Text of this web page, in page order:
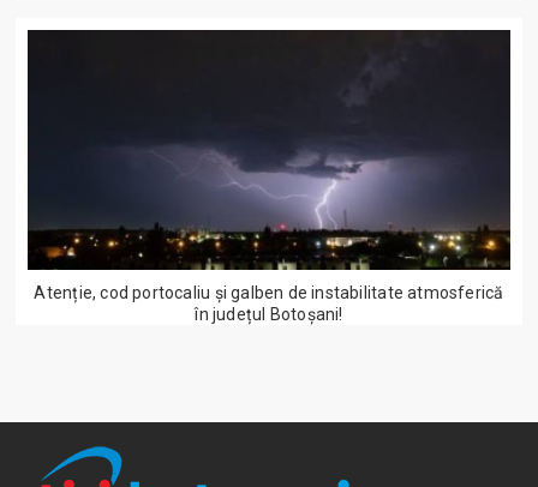
Atenție, cod portocaliu și galben de instabilitate atmosferică
în județul Botoșani!